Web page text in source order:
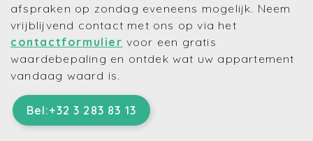
afspraken op zondag eveneens mogelijk. Neem
vrijblijvend contact met ons op via het
contactformulier voor een gratis
waardebepaling en ontdek wat uw appartement
vandaag waard is.
Bel:+32 3 283 83 13